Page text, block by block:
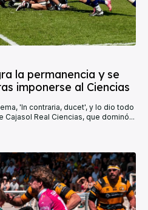
la permanencia y se
imponerse al Ciencias
'In contraria, ducet', y lo dio todo
Real Ciencias, que dominó...